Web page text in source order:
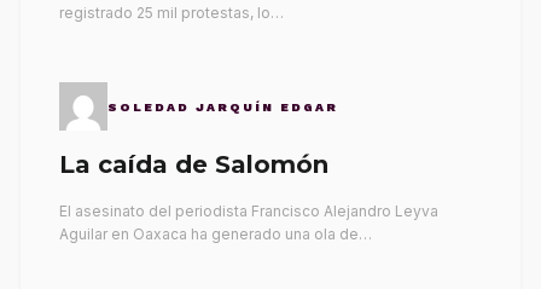
registrado 25 mil protestas, lo…
SOLEDAD JARQUÍN EDGAR
La caída de Salomón
El asesinato del periodista Francisco Alejandro Leyva
Aguilar en Oaxaca ha generado una ola de…